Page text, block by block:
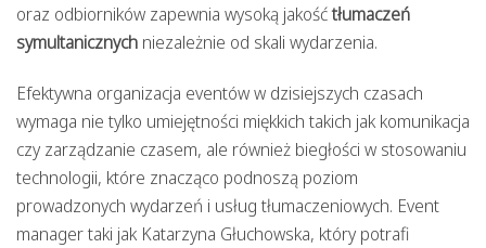
oraz odbiorników zapewnia wysoką jakośćtłumaczeń
symultanicznych niezależnie od skali wydarzenia.
Efektywna organizacja eventów w dzisiejszych czasach
wymaga nie tylko umiejętności miękkich takich jak komunikacja
czy zarządzanie czasem, ale również biegłości w stosowaniu
technologii, które znacząco podnoszą poziom
prowadzonych wydarzeń i usług tłumaczeniowych. Event
manager taki jak Katarzyna Głuchowska, który potrafi